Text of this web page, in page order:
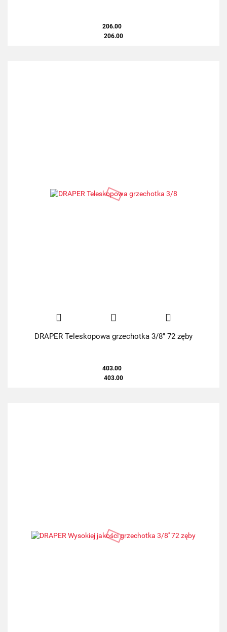
206.00
206.00
DRAPER Teleskopowa grzechotka 3/8" 72 zęby
403.00
403.00